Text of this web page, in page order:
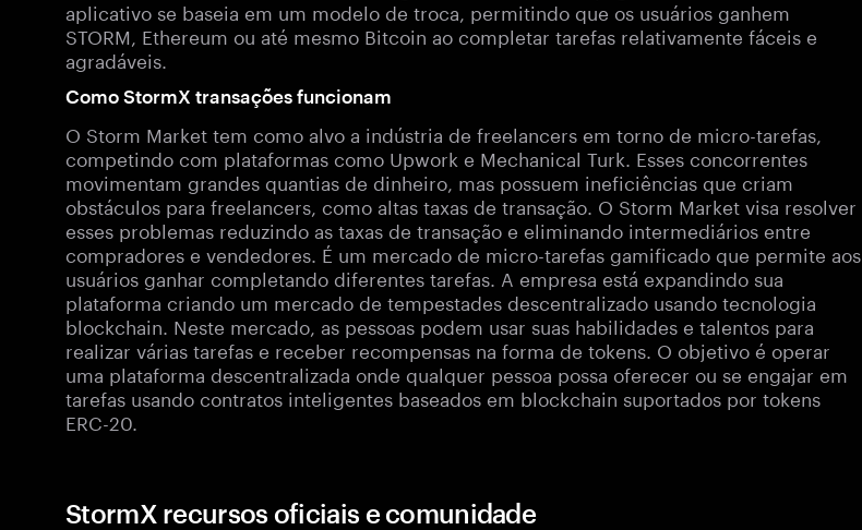
aplicativo se baseia em um modelo de troca, permitindo que os usuários ganhem
STORM, Ethereum ou até mesmo Bitcoin ao completar tarefas relativamente fáceis e
agradáveis.
Como StormX transações funcionam
O Storm Market tem como alvo a indústria de freelancers em torno de micro-tarefas,
competindo com plataformas como Upwork e Mechanical Turk. Esses concorrentes
movimentam grandes quantias de dinheiro, mas possuem ineficiências que criam
obstáculos para freelancers, como altas taxas de transação. O Storm Market visa resolver
esses problemas reduzindo as taxas de transação e eliminando intermediários entre
compradores e vendedores. É um mercado de micro-tarefas gamificado que permite aos
usuários ganhar completando diferentes tarefas. A empresa está expandindo sua
plataforma criando um mercado de tempestades descentralizado usando tecnologia
blockchain. Neste mercado, as pessoas podem usar suas habilidades e talentos para
realizar várias tarefas e receber recompensas na forma de tokens. O objetivo é operar
uma plataforma descentralizada onde qualquer pessoa possa oferecer ou se engajar em
tarefas usando contratos inteligentes baseados em blockchain suportados por tokens
ERC-20.
StormX recursos oficiais e comunidade